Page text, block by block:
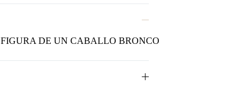
DE UN CABALLO BRONCO